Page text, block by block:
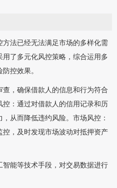
法已经无法满足市场的多样化需
了多元化风控策略，综合运用多
控效果。
，确保借款人的信息和行为符合
：通过对借款人的信用记录和历
从而降低违约风险。市场风控：
，及时发现市场波动对抵押资产
能等技术手段，对交易数据进行